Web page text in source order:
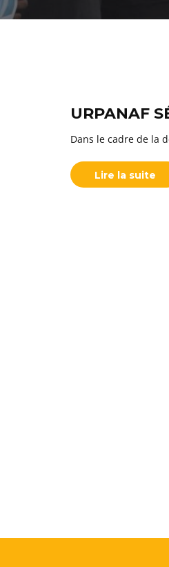
URPANAF
Dans le cadre de la
Lire la suite